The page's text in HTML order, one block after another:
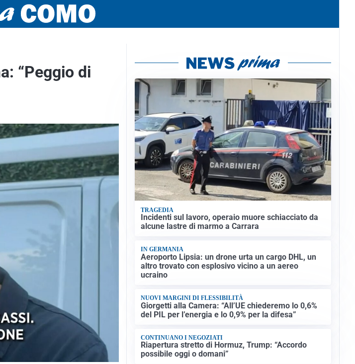
“Peggio di
TRAGEDIA
Incidenti sul lavoro, operaio muore schiacciato da
alcune lastre di marmo a Carrara
IN GERMANIA
Aeroporto Lipsia: un drone urta un cargo DHL, un
altro trovato con esplosivo vicino a un aereo
ucraino
NUOVI MARGINI DI FLESSIBILITÀ
Giorgetti alla Camera: “All’UE chiederemo lo 0,6%
del PIL per l’energia e lo 0,9% per la difesa”
CONTINUANO I NEGOZIATI
Riapertura stretto di Hormuz, Trump: “Accordo
possibile oggi o domani”